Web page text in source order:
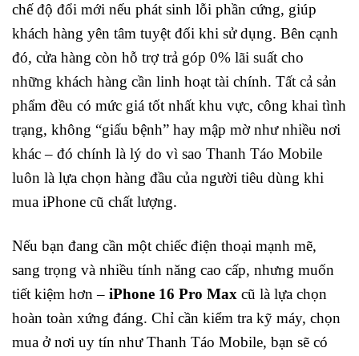
chế độ đổi mới nếu phát sinh lỗi phần cứng, giúp
khách hàng yên tâm tuyệt đối khi sử dụng. Bên cạnh
đó, cửa hàng còn hỗ trợ trả góp 0% lãi suất cho
những khách hàng cần linh hoạt tài chính. Tất cả sản
phẩm đều có mức giá tốt nhất khu vực, công khai tình
trạng, không “giấu bệnh” hay mập mờ như nhiều nơi
khác – đó chính là lý do vì sao Thanh Táo Mobile
luôn là lựa chọn hàng đầu của người tiêu dùng khi
mua iPhone cũ chất lượng.
Nếu bạn đang cần một chiếc điện thoại mạnh mẽ,
sang trọng và nhiều tính năng cao cấp, nhưng muốn
tiết kiệm hơn – iPhone 16 Pro Max cũ là lựa chọn
hoàn toàn xứng đáng. Chỉ cần kiểm tra kỹ máy, chọn
mua ở nơi uy tín như Thanh Táo Mobile, bạn sẽ có